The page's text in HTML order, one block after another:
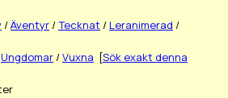
/Äventyr /Tecknat /Leranimerad /
Ungdomar /Vuxna [Sök exakt denna